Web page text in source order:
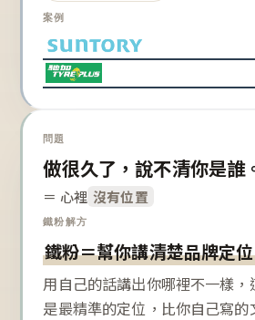
案例
問題
做很久了，說不清你是誰
＝ 心裡 沒有位置
鐵粉解方
鐵粉＝幫你講清楚品牌定位
用自己的話講出你哪裡不一樣
是最精準的定位，比你自己寫的